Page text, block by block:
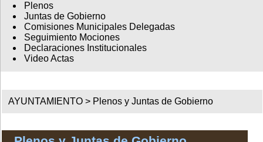
Plenos
Juntas de Gobierno
Comisiones Municipales Delegadas
Seguimiento Mociones
Declaraciones Institucionales
Video Actas
AYUNTAMIENTO > Plenos y Juntas de Gobierno